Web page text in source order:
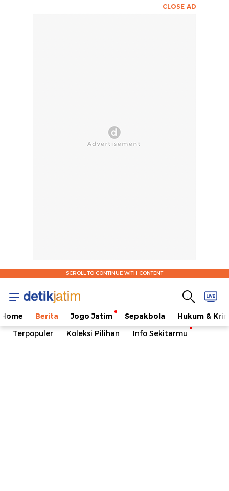
CLOSE AD
SCROLL TO CONTINUE WITH CONTENT
Home Berita Jogo Jatim Sepakbola
Hukum &
Terpopuler
Koleksi Pilihan Info Sekitarmu